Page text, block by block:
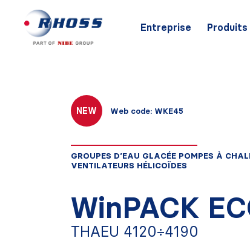
Entreprise Produits
NEW Web code: WKE45
GROUPES D’EAU GLACÉE POMPES À
VENTILATEURS HÉLICOÏDES
WinPACK
THAEU 4120÷4190